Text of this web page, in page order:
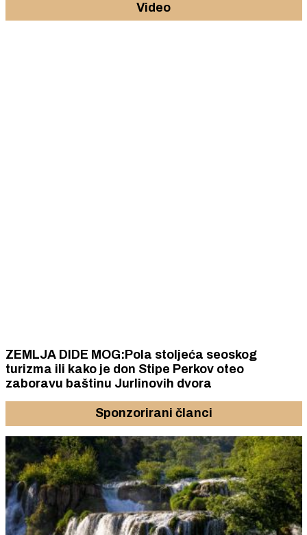
Video
ZEMLJA DIDE MOG:Pola stoljeća seoskog
turizma ili kako je don Stipe Perkov oteo
zaboravu baštinu Jurlinovih dvora
Sponzorirani članci